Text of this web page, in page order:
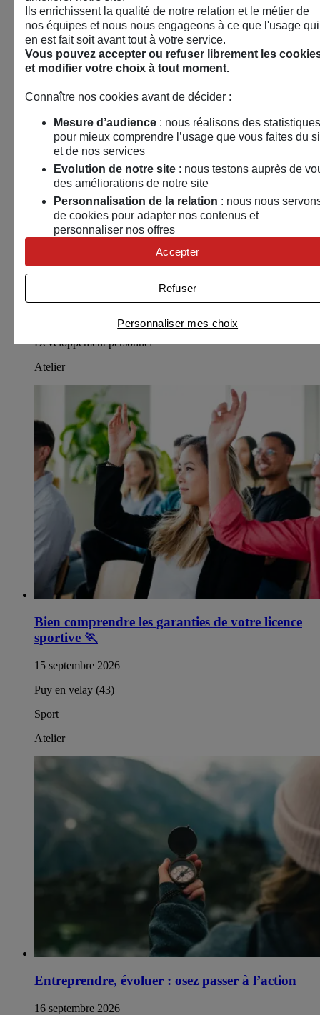
Associations, collectivités, entreprises :
rencontrons-nous !​
Développement personnel
Atelier
Bien comprendre les garanties de votre licence
sportive 🏃
15 septembre 2026
Puy en velay (43)
Sport
Atelier
Entreprendre, évoluer : osez passer à l’action​
16 septembre 2026
Ils enrichissent la qualité de notre relation et le métier de
nos équipes et nous nous engageons à ce que l'usage qui
en est fait soit avant tout à votre service.
Vous pouvez accepter ou refuser librement les
et modifier votre choix à tout moment.
Connaître nos cookies avant de décider :
Mesure d’audience : nous réalisons des statistiques
pour mieux comprendre l’usage que vous faites du
et de nos services
Evolution de notre site : nous testons auprès de
des améliorations de notre site
Personnalisation de la relation : nous nous
de cookies pour adapter nos contenus et
personnaliser nos offres
Univers publicitaire: nous utilisons avec nos
partenaires des cookies pour afficher des publicités
personnalisées
Connaître notre politique cookies et la liste de nos
Personnaliser mes choix
Refuser
Accepter